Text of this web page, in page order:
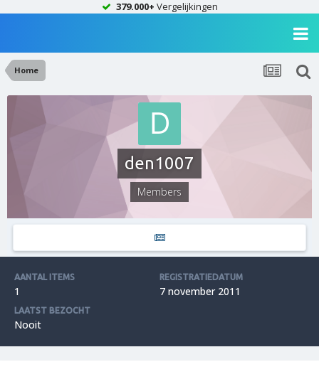
379.000+ Vergelijkingen
Home
den1007
Members
AANTAL ITEMS
1
REGISTRATIEDATUM
7 november 2011
LAATST BEZOCHT
Nooit